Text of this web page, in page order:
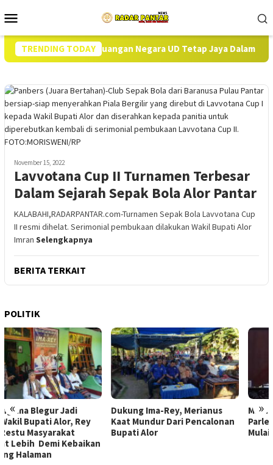
ke
Mobile
TRENDING TODAY
Kerugian Keuangan Negara UD Tetap Jaya Dalam Perkara
November 15, 2022
Lavvotana Cup II Turnamen Terbesar
Dalam Sejarah Sepak Bola Alor Pantar
KALABAHI,RADARPANTAR.com-Turnamen Sepak Bola Lavvotana Cup
II resmi dihelat. Serimonial pembukaan dilakukan Wakil Bupati Alor
Imran Selengkapnya
BERITA TERKAIT
POLITIK
« »
Dukung Ima-Rey, Merianus
Kaat Mundur Dari Pencalonan
Bupati Alor
MK Hapus Ambang Batas
Parlemen 4 Persen, Berlaku
Mulai 2029